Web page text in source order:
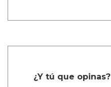
¿Y tú que opinas?